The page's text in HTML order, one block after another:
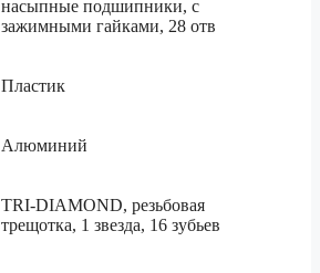
насыпные подшипники, с
зажимными гайками, 28 отв
Пластик
Алюминий
TRI-DIAMOND, резьбовая
трещотка, 1 звезда, 16 зубьев